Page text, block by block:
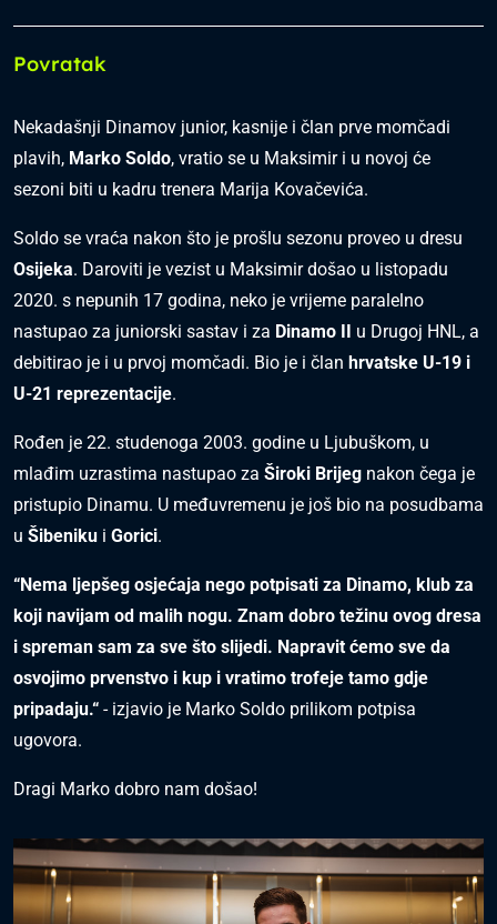
Povratak
Nekadašnji Dinamov junior, kasnije i član prve momčadi
plavih, Marko Soldo, vratio se u Maksimir i u novoj će
sezoni biti u kadru trenera Marija Kovačevića.
Soldo se vraća nakon što je prošlu sezonu proveo u dresu
Osijeka. Daroviti je vezist u Maksimir došao u listopadu
2020. s nepunih 17 godina, neko je vrijeme paralelno
nastupao za juniorski sastav i za Dinamo II u Drugoj HNL, a
debitirao je i u prvoj momčadi. Bio je i član hrvatske U-19 i
U-21 reprezentacije.
Rođen je 22. studenoga 2003. godine u Ljubuškom, u
mlađim uzrastima nastupao za Široki Brijeg nakon čega je
pristupio Dinamu. U međuvremenu je još bio na posudbama
u Šibeniku i Gorici.
“Nema ljepšeg osjećaja nego potpisati za Dinamo, klub za
koji navijam od malih nogu. Znam dobro težinu ovog dresa
i spreman sam za sve što slijedi. Napravit ćemo sve da
osvojimo prvenstvo i kup i vratimo trofeje tamo gdje
pripadaju.“ - izjavio je Marko Soldo prilikom potpisa
ugovora.
Dragi Marko dobro nam došao!